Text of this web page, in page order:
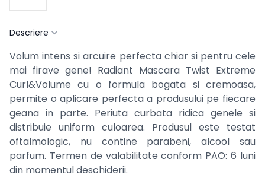
Descriere
Volum intens si arcuire perfecta chiar si pentru cele
mai firave gene! Radiant Mascara Twist Extreme
Curl&Volume cu o formula bogata si cremoasa,
permite o aplicare perfecta a produsului pe fiecare
geana in parte. Periuta curbata ridica genele si
distribuie uniform culoarea. Produsul este testat
oftalmologic, nu contine parabeni, alcool sau
parfum. Termen de valabilitate conform PAO: 6 luni
din momentul deschiderii.